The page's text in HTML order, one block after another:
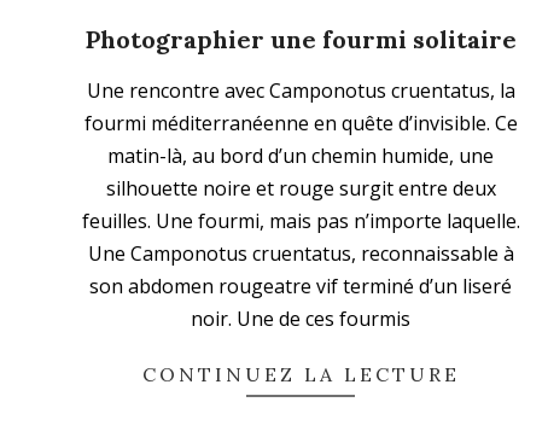
Photographier une fourmi solitaire
07-
11
Une rencontre avec Camponotus cruentatus, la
fourmi méditerranéenne en quête d’invisible. Ce
matin-là, au bord d’un chemin humide, une
silhouette noire et rouge surgit entre deux
feuilles. Une fourmi, mais pas n’importe laquelle.
Une Camponotus cruentatus, reconnaissable à
son abdomen rougeatre vif terminé d’un liseré
noir. Une de ces fourmis
CONTINUEZ LA LECTURE
Abonnez-vous à la newsletter
Ne ratez plus l'actualité du magazine 33sio